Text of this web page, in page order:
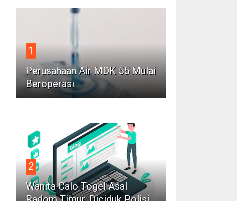
1
Perusahaan Air MDK 55 Mulai
Beroperasi
2
Wanita Calo Togel Asal